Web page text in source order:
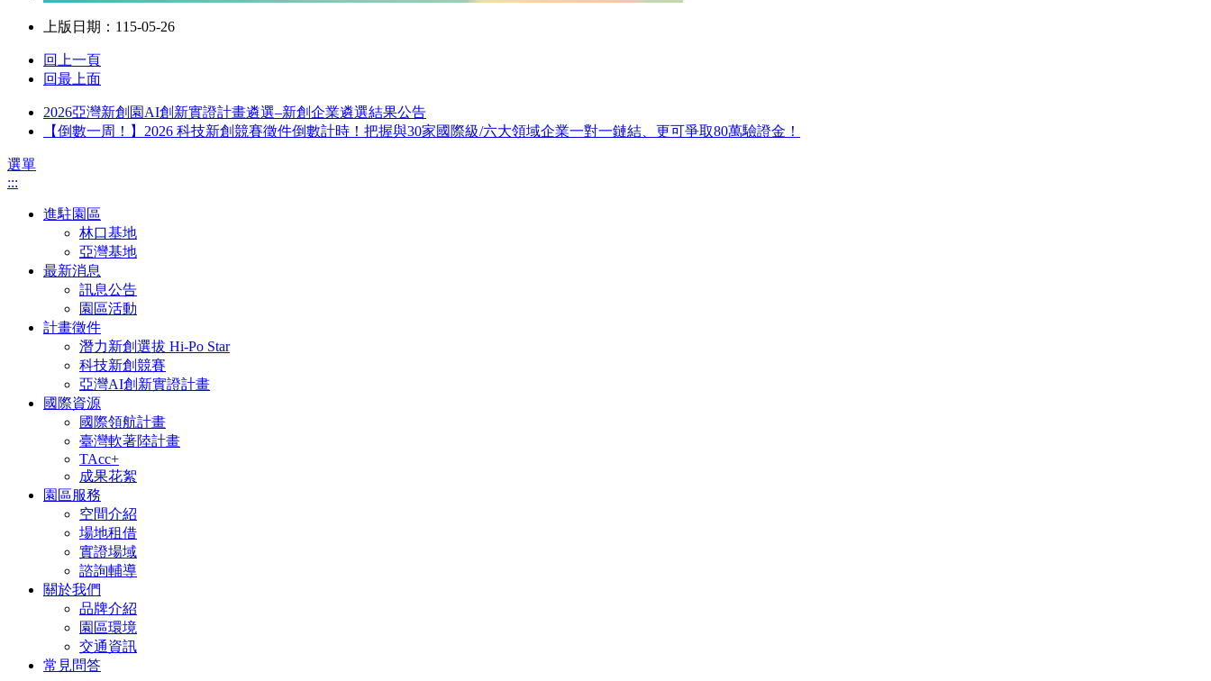
上版日期：115-05-26
回上一頁
回最上面
2026亞灣新創園AI創新實證計畫遴選–新創企業遴選結果公告
【倒數一周！】2026 科技新創競賽徵件倒數計時！把握與30家國際級/六大領域企業一對一鏈結、更可爭取80萬驗證金！
選單
:::
進駐園區
林口基地
亞灣基地
最新消息
訊息公告
園區活動
計畫徵件
潛力新創選拔 Hi-Po Star
科技新創競賽
亞灣AI創新實證計畫
國際資源
國際領航計畫
臺灣軟著陸計畫
TAcc+
成果花絮
園區服務
空間介紹
場地租借
實證場域
諮詢輔導
關於我們
品牌介紹
園區環境
交通資訊
常見問答